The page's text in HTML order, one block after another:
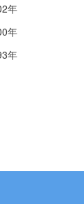
年
年
年